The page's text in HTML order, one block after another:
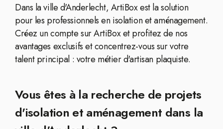
Dans la ville d'Anderlecht, ArtiBox est la solution
pour les professionnels en isolation et aménagement.
Créez un compte sur ArtiBox et profitez de nos
avantages exclusifs et concentrez-vous sur votre
talent principal : votre métier d'artisan plaquiste.
Vous êtes à la recherche de projets
d'isolation et aménagement dans la